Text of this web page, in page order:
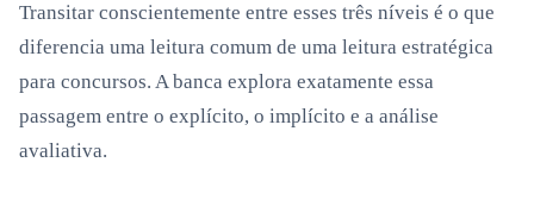
Transitar conscientemente entre esses três níveis é o que
diferencia uma leitura comum de uma leitura estratégica
para concursos. A banca explora exatamente essa
passagem entre o explícito, o implícito e a análise
avaliativa.